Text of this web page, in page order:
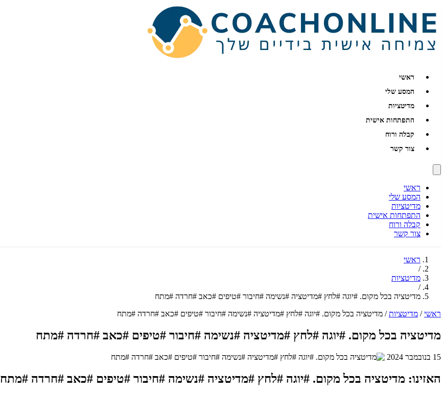
ראשי
המסע שלי
מדיטציות
התפתחות אישית
קבלה ורוח
צור קשר
ראשי
המסע שלי
מדיטציות
התפתחות אישית
קבלה ורוח
צור קשר
ראשי
/
מדיטציות
/
מדיטציה בכל מקום. #יוגה #לחץ #מדיטציה #נשימה #חיבור #טיפים #כאב #חרדה #מתח
ראשי / מדיטציות / מדיטציה בכל מקום. #יוגה #לחץ #מדיטציה #נשימה #חיבור #טיפים #כאב #חרדה #מתח
מדיטציה בכל מקום. #יוגה #לחץ #מדיטציה #נשימה #חיבור #טיפים #כאב #חרדה #מתח
15 בנובמבר 2024
האזינו: מדיטציה בכל מקום. #יוגה #לחץ #מדיטציה #נשימה #חיבור #טיפים #כאב #חרדה #מתח